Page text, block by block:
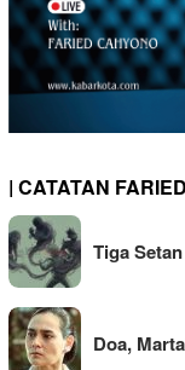
| CATATAN FARIED
Tiga
Doa,